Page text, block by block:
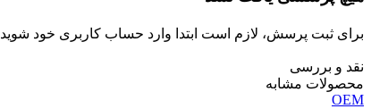
برای ثبت پرسش، لازم است ابتدا وارد حساب کاربری خود شوید
نقد و بررسی
محصولات مشابه
OEM